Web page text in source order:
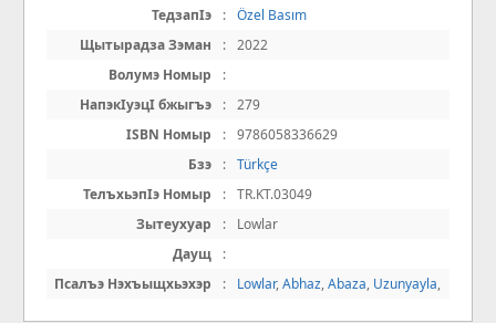
ТедзапIэ
: Özel Basım
Щытырадза Зэман
: 2022
Волумэ Номыр
:
НапэкIуэцI бжыгъэ
: 279
ISBN Номыр
: 9786058336629
Бзэ
: Türkçe
ТелъхьэпIэ Номыр
: TR.KT.03049
Зытеухуар
:
Lowlar
Даущ
:
Псалъэ Нэхъыщхьэхэр
: Lowlar,Abhaz,Abaza, Uzunyayla,